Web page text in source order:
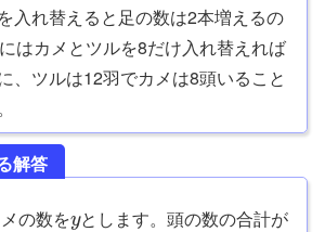
入れ替えると足の数は2本増えるの
はカメとツルを8だけ入れ替えれば
、ツルは12羽でカメは8頭いること
解答
の数をyとします。頭の数の合計が